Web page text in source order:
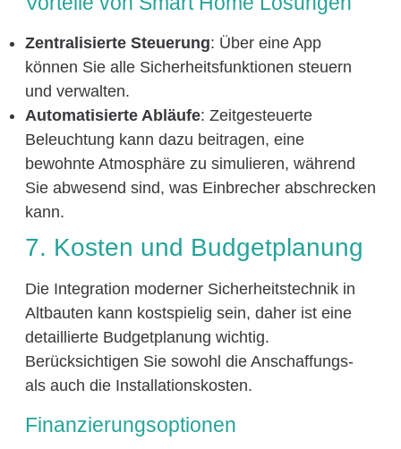
Zentralisierte Steuerung: Über eine App
können Sie alle Sicherheitsfunktionen steuern
und verwalten.
Automatisierte Abläufe: Zeitgesteuerte
Beleuchtung kann dazu beitragen, eine
bewohnte Atmosphäre zu simulieren, während
Sie abwesend sind, was Einbrecher abschrecken
kann.
7. Kosten und Budgetplanung
Die Integration moderner Sicherheitstechnik in
Altbauten kann kostspielig sein, daher ist eine
detaillierte Budgetplanung wichtig.
Berücksichtigen Sie sowohl die Anschaffungs-
als auch die Installationskosten.
Finanzierungsoptionen